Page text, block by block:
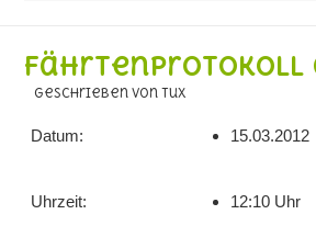
Fährtenprotokoll
geschrieben von Tux
Datum: 15.03.2012
Uhrzeit: 12:10 Uhr